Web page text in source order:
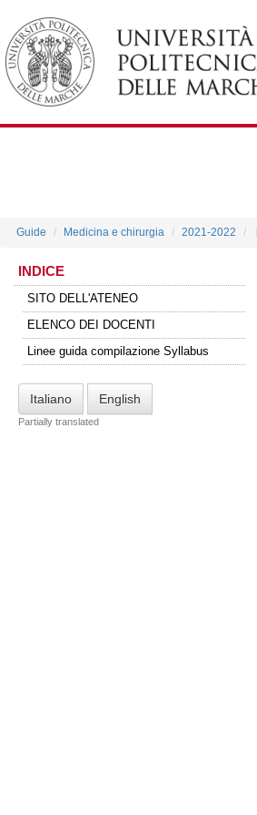
Guide Medicina e chirurgia 2021-2022
INDICE
SITO DELL'ATENEO
ELENCO DEI DOCENTI
Linee guida compilazione Syllabus
Italiano English
Partially translated